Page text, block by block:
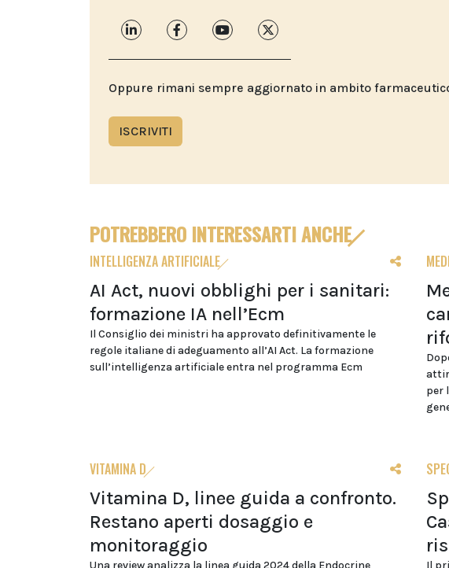
Oppure rimani sempre aggiornato in ambito
ISCRIVITI
POTREBBERO INTERESSARTI ANCHE
INTELLIGENZA ARTIFICIALE
AI Act, nuovi obblighi per i sanitari:
formazione IA nell’Ecm
Il Consiglio dei ministri ha approvato definitivamente le
regole italiane di adeguamento all’AI Act. La formazione
sull’intelligenza artificiale entra nel programma Ecm
per
VITAMINA D
Vitamina D, linee guida a confronto.
Restano aperti dosaggio e
monitoraggio